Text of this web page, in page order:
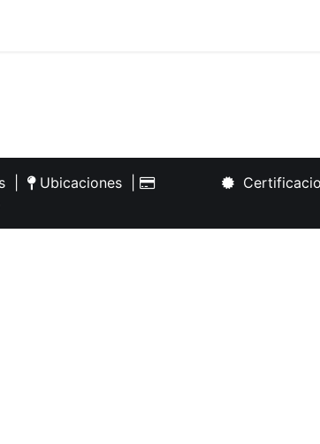
Ubicaciones